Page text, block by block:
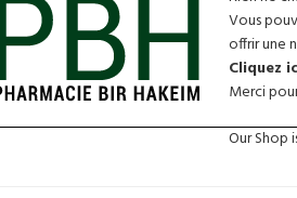
Vous
offrir une
Cliquez
Merci
Our Shop